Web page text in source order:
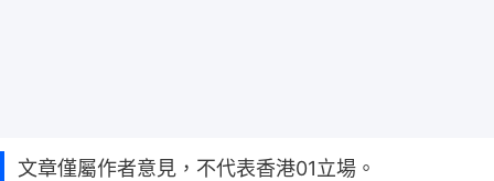
文章僅屬作者意見，不代表香港01立場。